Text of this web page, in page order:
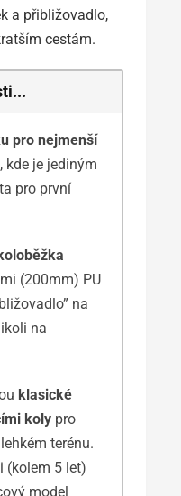
a přibližovadlo,
cestám.
pro nejmenší
kde je jediným
pro první
(200mm) PU
na
na
klasické
koly pro
terénu.
(kolem 5 let)
model